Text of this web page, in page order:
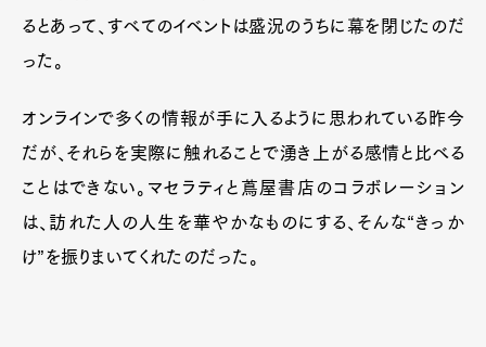
るとあって、すべてのイベントは盛況のうちに幕を閉じたのだ
った。
オンラインで多くの情報が手に入るように思われている昨今
だが、それらを実際に触れることで湧き上がる感情と比べる
ことはできない。マセラティと蔦屋書店のコラボレーション
は、訪れた人の人生を華やかなものにする、そんな“きっか
け”を振りまいてくれたのだった。